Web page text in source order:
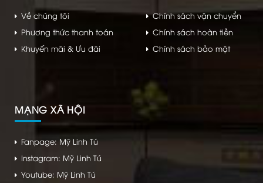
Về chúng tôi
Phương thức thanh toán
Khuyến mãi & Ưu đãi
Chính sách vận chuyển
Chính sách hoàn tiền
Chính sách bảo mật
MẠNG XÃ HỘI
Fanpage: Mỹ Linh Tú
Instagram: Mỹ Linh Tú
Youtube: Mỹ Linh Tú